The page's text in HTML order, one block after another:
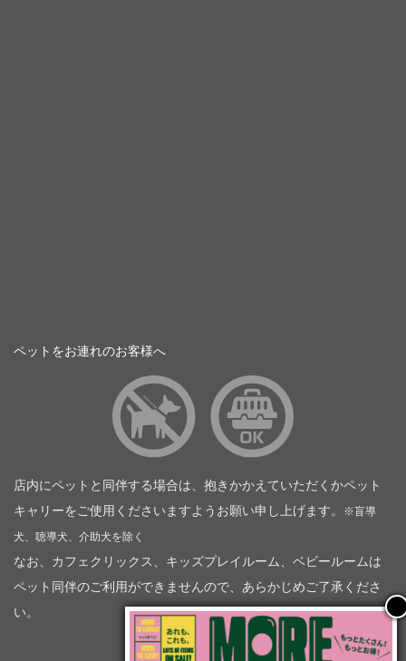
ペットをお連れのお客様へ
店内にペットと同伴する場合は、抱きかかえていただくかペット
キャリーをご使用くださいますようお願い申し上げます。
※盲導
犬、聴導犬、介助犬を除く
なお、カフェクリックス、キッズプレイルーム、ベビールームは
ペット同伴のご利用ができませんので、あらかじめご了承くださ
い。